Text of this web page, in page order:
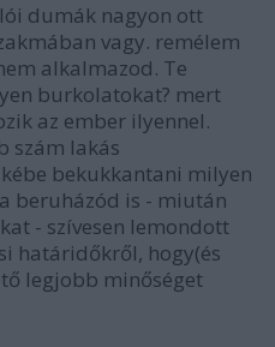
dumák nagyon ott
vagy. remélem
alkalmazod. Te
burkolatokat? mert
az ember ilyennel.
szám lakás
bekukkantani milyen
beruházód is - miután
- szívesen lemondott
határidőkről, hogy(és
legjobb minőséget